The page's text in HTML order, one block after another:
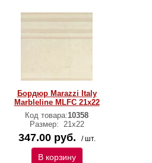
Бордюр Marazzi Italy
Marbleline MLFC 21х22
Код товара:10358
Размер: 21х22
347.00 руб. / шт.
В корзину